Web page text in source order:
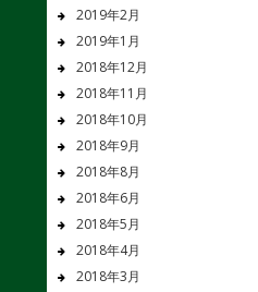
2019年2月
2019年1月
2018年12月
2018年11月
2018年10月
2018年9月
2018年8月
2018年6月
2018年5月
2018年4月
2018年3月